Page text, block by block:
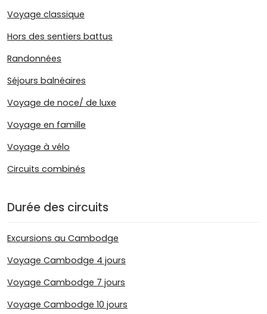
Voyage classique
Hors des sentiers battus
Randonnées
Séjours balnéaires
Voyage de noce/ de luxe
Voyage en famille
Voyage à vélo
Circuits combinés
Durée des circuits
Excursions au Cambodge
Voyage Cambodge 4 jours
Voyage Cambodge 7 jours
Voyage Cambodge 10 jours